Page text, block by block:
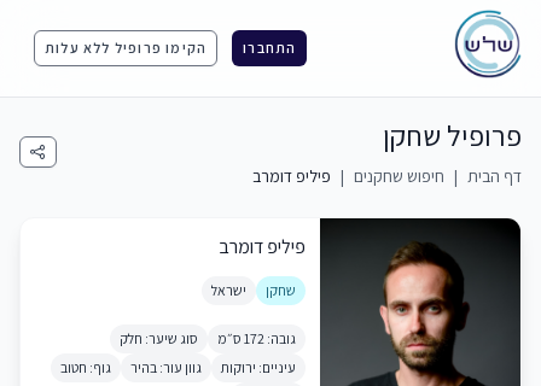
התחברו הקימו פרופיל ללא עלות
פרופיל שחקן
דף הבית | חיפוש שחקנים | פיליפ דומרב
פיליפ דומרב
שחקן ישראל
גובה: 172 ס״מ
סוג שיער: חלק
עיניים: ירוקות
גוון עור: בהיר
גוף: חטוב